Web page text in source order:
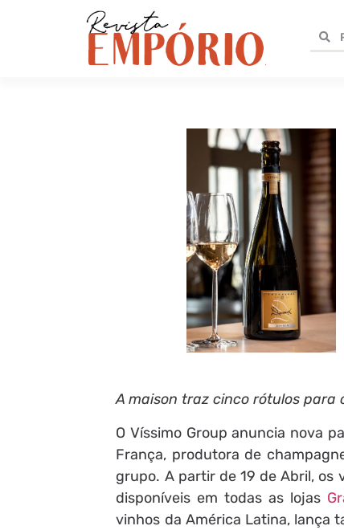
A maison traz cinco rótulos para
O Víssimo Group anuncia nova
França, produtora de
grupo. A partir de 19 de Abril, os
disponíveis em todas as lojas
vinhos da América Latina, lança